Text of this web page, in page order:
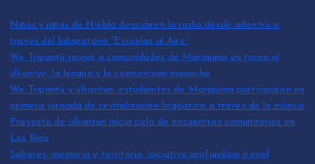
Niños y niñas de Niebla descubren la radio desde adentro a
través del laboratorio “Escuelas al Aire”
We Tripantü reunió a comunidades de Mariquina en torno al
ülkantun, la lengua y la cosmovisión mapuche
We Tripantü y ülkantun: estudiantes de Mariquina participaron en
primera jornada de revitalización lingüística a través de la música
Proyecto de ülkantun inicia ciclo de encuentros comunitarios en
Los Ríos
Saberes, memoria y territorio: iniciativa profundizará enel